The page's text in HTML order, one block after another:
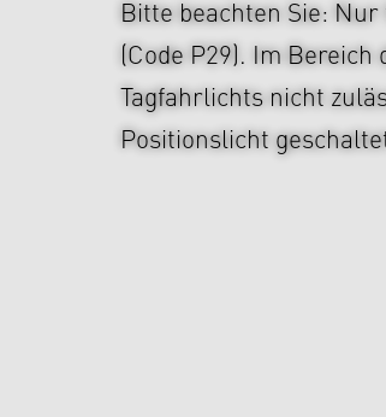
Bitte beachten Sie:
(Code P29). Im Bereich
Tagfahrlichts nicht
Positionslicht